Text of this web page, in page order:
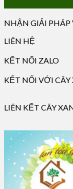
NHẬN GIẢI PHÁP
LIÊN HỆ
KẾT NỐI ZALO
KẾT NỐI VỚI
LIÊN KẾT CÂY